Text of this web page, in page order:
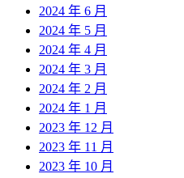
2024 年 6 月
2024 年 5 月
2024 年 4 月
2024 年 3 月
2024 年 2 月
2024 年 1 月
2023 年 12 月
2023 年 11 月
2023 年 10 月